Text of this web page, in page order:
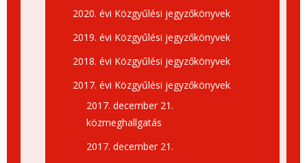
2020. évi Közgyűlési jegyzőkönyvek
2019. évi Közgyűlési jegyzőkönyvek
2018. évi Közgyűlési jegyzőkönyvek
2017. évi Közgyűlési jegyzőkönyvek
2017. december 21.
közmeghallgatás
2017. december 21.